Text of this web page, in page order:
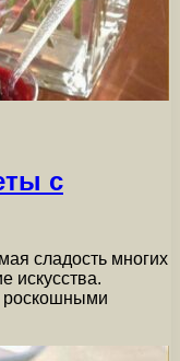
с
сладость многих
искусства.
роскошными